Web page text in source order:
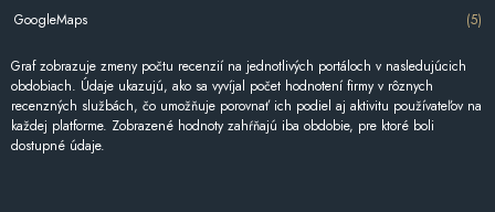
GoogleMaps (5)
Graf zobrazuje zmeny počtu recenzií na jednotlivých portáloch v nasledujúcich
obdobiach. Údaje ukazujú, ako sa vyvíjal počet hodnotení firmy v rôznych
recenzných službách, čo umožňuje porovnať ich podiel aj aktivitu používateľov na
každej platforme. Zobrazené hodnoty zahŕňajú iba obdobie, pre ktoré boli
dostupné údaje.